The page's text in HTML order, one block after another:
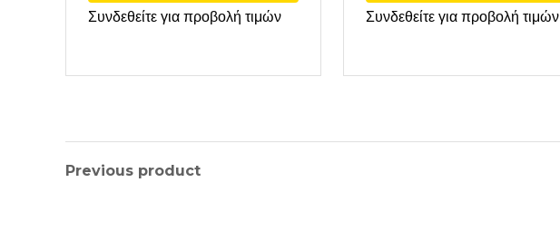
Συνδεθείτε για προβολή τιμών Συνδεθείτε για προβολή τιμών
Previous product